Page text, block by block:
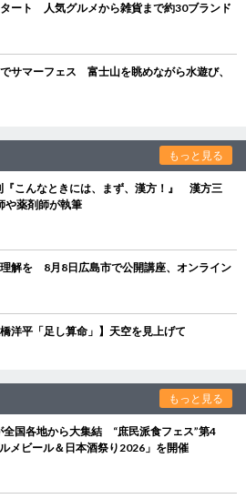
ート 人気グルメから雑貨まで約30ブランド
サマーフェス 富士山を眺めながら水遊び、
もっと見る
『こんなときには、まず、漢方！』 漢方三
や薬剤師が執筆
解を 8月8日広島市で公開講座、オンライン
洋平「足し算命」】天空を見上げて
もっと見る
全国各地から大集結 “庶民派食フェス”第4
メビール＆日本酒祭り2026」を開催